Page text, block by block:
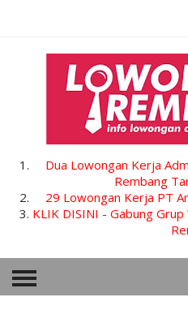
Dua Lowongan Kerja
Rembang
29 Lowongan Kerja PT
KLIK DISINI - Gabung